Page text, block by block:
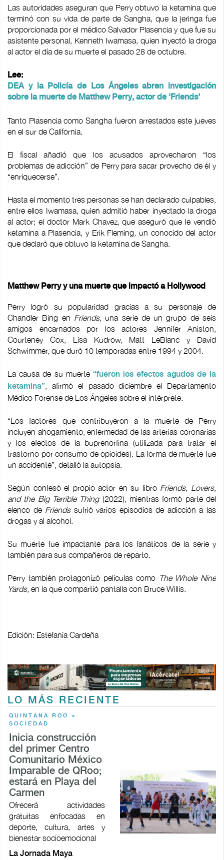
Las autoridades aseguran que Perry obtuvo la ketamina que
terminó con su vida de parte de Sangha, que la jeringa fue
proporcionada por el médico Salvador Plasencia y que fue su
asistente personal, Kenneth Iwamasa, quien inyectó la droga
al actor el día de su muerte el pasado 28 de octubre.
Lee:
DEA y la Policía de Los Ángeles abren investigación
sobre la muerte de Matthew Perry, actor de 'Friends'
Tanto Plasencia como Sangha fueron arrestados este jueves
en el sur de California.
El fiscal añadió que los acusados aprovecharon “los
problemas de adicción” de Perry para sacar provecho de él y
“enriquecerse”.
Hasta el momento tres personas se han declarado culpables,
entre ellos Iwamasa, quien admitió haber inyectado la droga
al actor; el doctor Mark Chavez, que aseguró que le vendió
ketamina a Plasencia, y Erik Fleming, un conocido del actor
que declaró que obtuvo la ketamina de Sangha.
Matthew Perry y una muerte que impactó a Hollywood
Perry logró su popularidad gracias a su personaje de
Chandler Bing en Friends, una serie de un grupo de seis
amigos encarnados por los actores Jennifer Aniston,
Courteney Cox, Lisa Kudrow, Matt LeBlanc y David
Schwimmer, que duró 10 temporadas entre 1994 y 2004.
La causa de su muerte “fueron los efectos agudos de la
ketamina”, afirmó el pasado diciembre el Departamento
Médico Forense de Los Ángeles sobre el intérprete.
“Los factores que contribuyeron a la muerte de Perry
incluyen ahogamiento, enfermedad de las arterias coronarias
y los efectos de la buprenorfina (utilizada para tratar el
trastorno por consumo de opioides). La forma de muerte fue
un accidente”, detalló la autopsia.
Según confesó el propio actor en su libro Friends, Lovers,
and the Big Terrible Thing(2022), mientras formó parte del
elenco de Friends sufrió varios episodios de adicción a las
drogas y al alcohol.
Su muerte fue impactante para los fanáticos de la seriey
también para sus compañeros de reparto.
Perry también protagonizó películas como The Whole Nine
Yards, en la que compartió pantalla con Bruce Willis.
Edición: Estefanía Cardeña
LO MÁS RECIENTE
QUINTANA ROO >
SOCIEDAD
Inicia construcción
del primer Centro
Comunitario México
Imparable de QRoo;
estará en Playa del
Carmen
Ofrecerá actividades
gratuitas enfocadas en
deporte, cultura, artes y
bienestar socioemocional
La Jornada Maya